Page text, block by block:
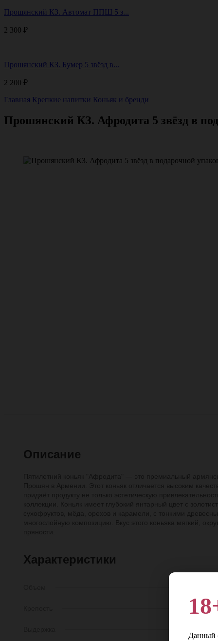
Прошянский КЗ. Автомат ППШ 5 з...
2 300 ₽
Прошянский КЗ. Бумер 5 звёзд в...
2 200 ₽
Главная Крепкие напитки Коньяк и бренди
Прошянский КЗ. Афродита 5 звёзд в
Описание
Характеристики
Данный